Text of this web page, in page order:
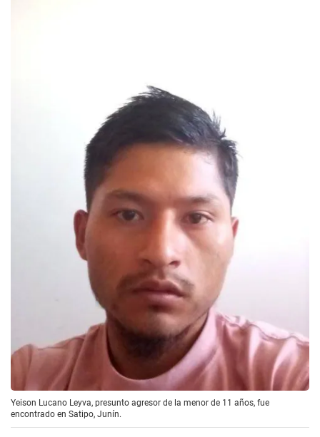
Yeison Lucano Leyva, presunto agresor de la menor de 11 años, fue
encontrado en Satipo, Junín.